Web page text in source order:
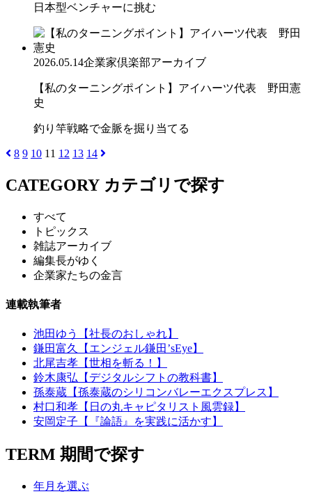
日本型ベンチャーに挑む
2026.05.14企業家倶楽部アーカイブ
【私のターニングポイント】アイハーツ代表 野田憲
史
釣り竿戦略で金脈を掘り当てる
8 9 10 11 12 13 14
CATEGORY カテゴリで探す
すべて
トピックス
雑誌アーカイブ
編集長がゆく
企業家たちの金言
連載執筆者
池田ゆう【社長のおしゃれ】
鎌田富久【エンジェル鎌田’sEye】
北尾吉孝【世相を斬る！】
鈴木康弘【デジタルシフトの教科書】
孫泰蔵【孫泰蔵のシリコンバレーエクスプレス】
村口和孝【日の丸キャピタリスト風雲録】
安岡定子【『論語』を実践に活かす】
TERM 期間で探す
年月を選ぶ